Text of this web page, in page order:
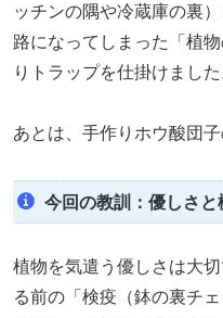
ッチンの隅や冷蔵庫の裏
路になってしまった「植
りトラップを仕掛けました
あとは、手作りホウ酸団
今回の教訓：優しさ
植物を気遣う優しさは大
る前の「検疫（鉢の裏チ